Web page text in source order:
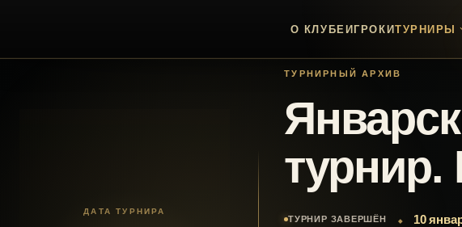
О КЛУБЕ ИГРОКИТУРНИРЫ
ДАТА ТУРНИРА
ТУРНИРНЫЙ АРХИВ
турнир.
ТУРНИР ЗАВЕРШЁН 10